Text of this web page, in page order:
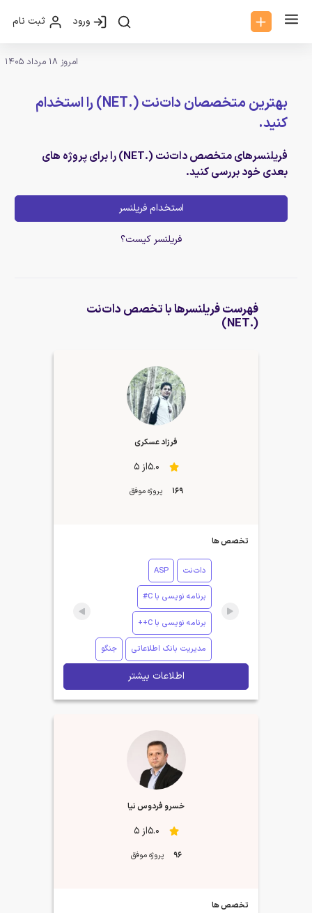
ورود ثبت نام
امروز 18 مرداد 1405
بهترین متخصصان دات‌نت (.NET) را استخدام
کنید.
فریلنسرهای متخصص دات‌نت (.NET) را برای پروژه های
بعدی خود بررسی کنید.
استخدام فریلنسر
فریلنسر کیست؟
فهرست فریلنسرها با تخصص دات‌نت
(.NET)
فرزاد عسکری
5.0از 5
169 پروژه موفق
تخصص ها
دات‌نت ASP
برنامه نویسی با C#
برنامه نویسی با C++
مدیریت بانک اطلاعاتی جنگو
اطلاعات بیشتر
خسرو فردوس نیا
5.0از 5
96 پروژه موفق
تخصص ها